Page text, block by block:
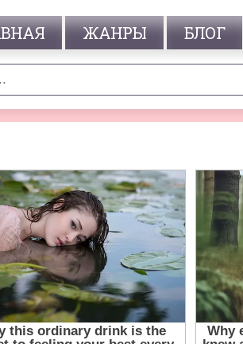
ЖАНРЫ БЛОГ